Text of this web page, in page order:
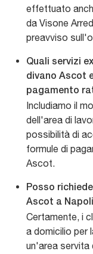
effettuato
da Visone
preavviso
Quali servizi
divano Ascot
pagamento
Includiamo il
dell'area di
possibilità di
formule di
Ascot.
Posso
Ascot a
Certamente, i
a domicilio per
un'area servita